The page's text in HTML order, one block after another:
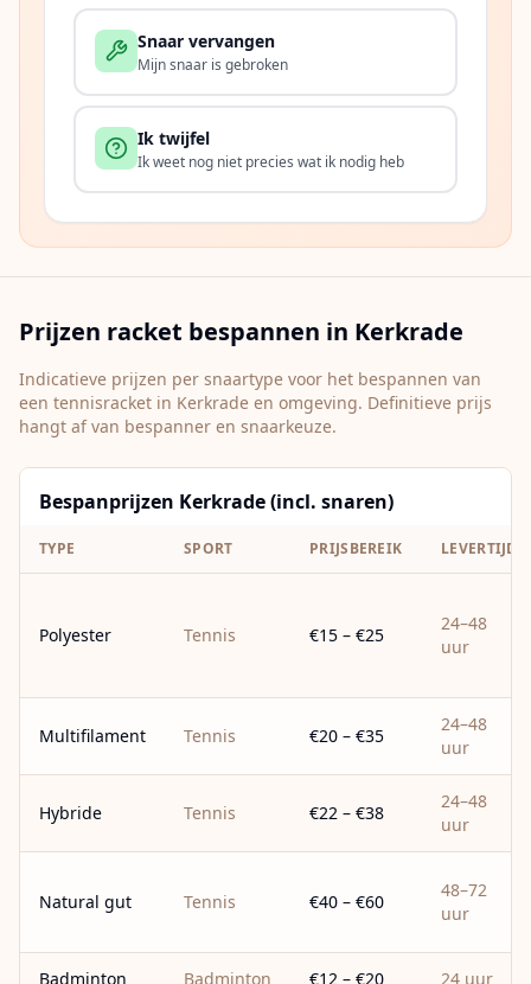
Snaar vervangen
Mijn snaar is gebroken
Ik twijfel
Ik weet nog niet precies wat ik nodig heb
Prijzen racket bespannen in Kerkrade
Indicatieve prijzen per snaartype voor het bespannen van
een tennisracket in Kerkrade en omgeving. Definitieve prijs
hangt af van bespanner en snaarkeuze.
Bespanprijzen Kerkrade (incl. snaren)
TYPE SPORT PRIJSBEREIK LEVERTIJD
Polyester Tennis €15 – €25
24–48
uur
Multifilament Tennis €20 – €35
24–48
uur
Hybride Tennis €22 – €38
24–48
uur
Natural gut Tennis €40 – €60
48–72
uur
Badminton Badminton €12 – €20 24 uur